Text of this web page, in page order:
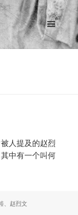
菜单和
挂件
人提及的赵烈
中有一个叫何
、 赵烈文